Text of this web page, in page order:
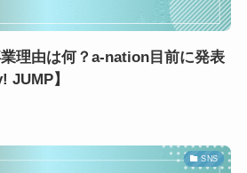
理由は何？a-nation目前に発表
JUMP】
SNS